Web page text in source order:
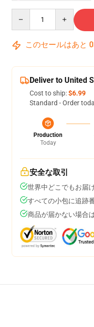
このセールはあと
Deliver to United
Cost to ship:$6.99
Standard - Order
Production
Today
安全な取引
世界中どこでもお届
すべての小包に追跡
商品が届かない場合